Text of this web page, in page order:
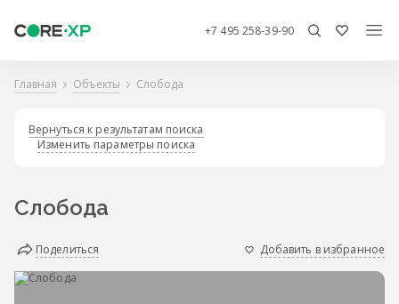
+7 495 258-39-90
Главная Объекты Слобода
Вернуться к результатам поиска
Изменить параметры поиска
Слобода
Поделиться Добавить в избранное